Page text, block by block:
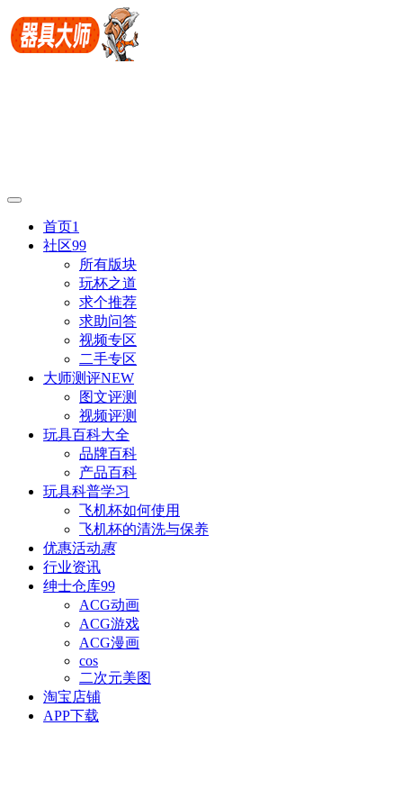
首页1
社区99
所有版块
玩杯之道
求个推荐
求助问答
视频专区
二手专区
大师测评NEW
图文评测
视频评测
玩具百科大全
品牌百科
产品百科
玩具科普学习
飞机杯如何使用
飞机杯的清洗与保养
优惠活动惠
行业资讯
绅士仓库99
ACG动画
ACG游戏
ACG漫画
cos
二次元美图
淘宝店铺
APP下载